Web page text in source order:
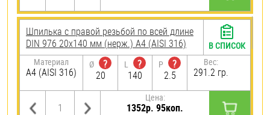
Шпилька с правой резьбой по всей длине
DIN 976 20х140 мм (нерж.) A4 (AISI 316)
Материал
A4 (AISI 316)
Ø
?
20
L
?
140
P
?
2.5
Вес:
291.2 гр.
Цена:
1352р. 95коп.
В СПИСОК